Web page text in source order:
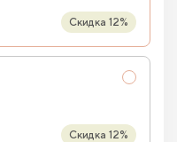
Скидка 12%
Скидка 12%